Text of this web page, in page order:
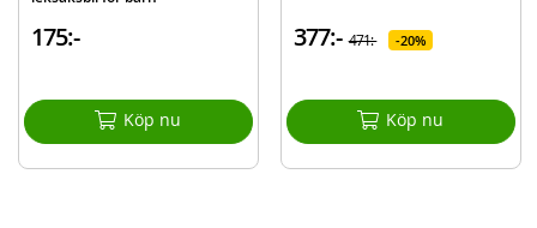
information
Modell 8520
Varumärke Bosch
175:-
Köp nu
377:- 471:- 20%
Köp nu